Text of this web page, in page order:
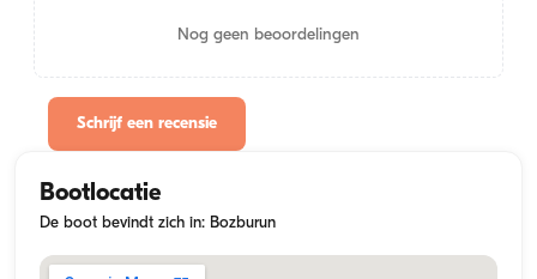
Nog geen beoordelingen
Schrijf een recensie
Bootlocatie
De boot bevindt zich in: Bozburun